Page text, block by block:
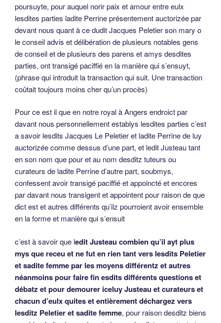
poursuyte, pour auquel norir paix et amour entre eulx
lesdites parties ladite Perrine présentement auctorizée par
devant nous quant à ce dudit Jacques Peletier son mary o
le conseil advis et délibération de plusieurs notables gens
de conseil et de plusieurs des parens et amys desdites
parties, ont transigé paciffié en la manière qui s’ensuyt,
(phrase qui introduit la transaction qui suit. Une transaction
coûtait toujours moins cher qu’un procès)
Pour ce est il que en notre royal à Angers endroict par
davant nous personnellement establys lesdites parties c’est
a savoir lesdits Jacques Le Peletier et ladite Perrine de luy
auctorizée comme dessus d’une part, et ledit Justeau tant
en son nom que pour et au nom desditz tuteurs ou
curateurs de ladite Perrine d’autre part, soubmys,
confessent avoir transigé paciffié et appoincté et encores
par davant nous transigent et appointent pour raison de que
dict est et autres différents qu’ilz pourroient avoir ensemble
en la forme et manière qui s’ensuit
c’est à savoir que ledit Justeau combien qu’il ayt plus
mys que receu et ne fut en rien tant vers lesdits Peletier
et sadite femme par les moyens différentz et autres
néanmoins pour faire fin esdits différents questions et
débatz et pour demourer iceluy Justeau et curateurs et
chacun d’eulx quites et entièrement déchargez vers
lesditz Peletier et sadite femme, pour raison desditz biens